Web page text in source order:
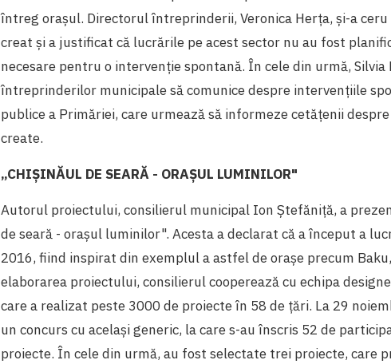
întreg orașul. Directorul întreprinderii, Veronica Herța, și-a
creat și a justificat că lucrările pe acest sector nu au fost
necesare pentru o intervenție spontană. În cele din urmă,
întreprinderilor municipale să comunice despre intervențiile
publice a Primăriei, care urmează să informeze cetățenii
create.
„CHIŞINĂUL DE SEARĂ - ORAŞUL LUMINILOR"
Autorul proiectului, consilierul municipal Ion Ștefăniță, a
de seară - oraşul luminilor". Acesta a declarat că a început a
2016, fiind inspirat din exemplul a astfel de orașe precum
elaborarea proiectului, consilierul cooperează cu echipa
care a realizat peste 3000 de proiecte în 58 de țări. La 29
un concurs cu același generic, la care s-au înscris 52 de
proiecte. În cele din urmă, au fost selectate trei proiecte, care